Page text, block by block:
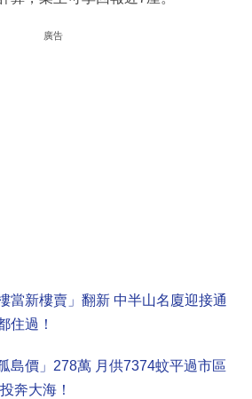
廣告
當新樓賣」翻新 中半山名廈迎接通
住過！
島價」278萬 月供7374蚊平過市區
奔大海！